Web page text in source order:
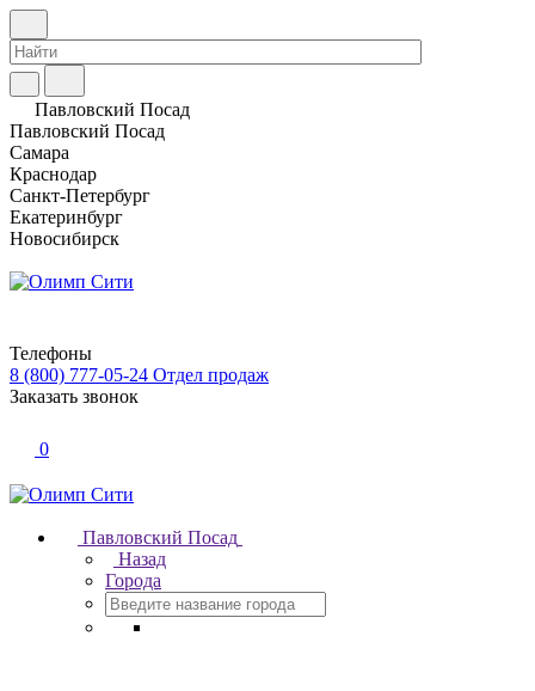
Павловский Посад
Павловский Посад
Самара
Краснодар
Санкт-Петербург
Екатеринбург
Новосибирск
Телефоны
8 (800) 777-05-24 Отдел продаж
Заказать звонок
0
Павловский Посад
Назад
Города